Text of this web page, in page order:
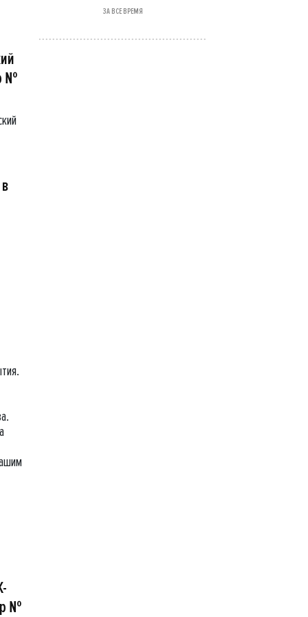
ЗА ВСЕ ВРЕМЯ
№
№